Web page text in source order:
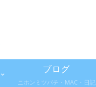
ブログ
ニホンミツバチ・MAC・日記